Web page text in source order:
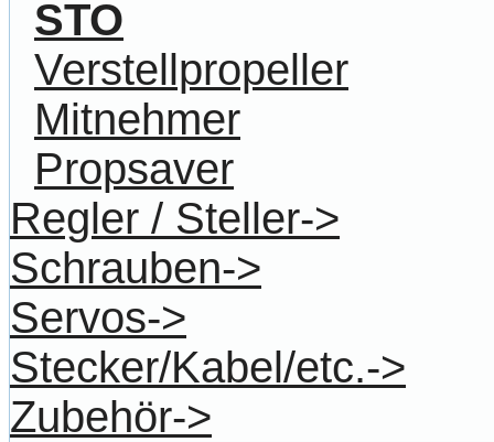
STO
Verstellpropeller
Mitnehmer
Propsaver
Regler / Steller->
Schrauben->
Servos->
Stecker/Kabel/etc.->
Zubehör->